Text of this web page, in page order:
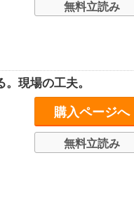
無料立読み
現場の工夫。
購入ページへ
無料立読み